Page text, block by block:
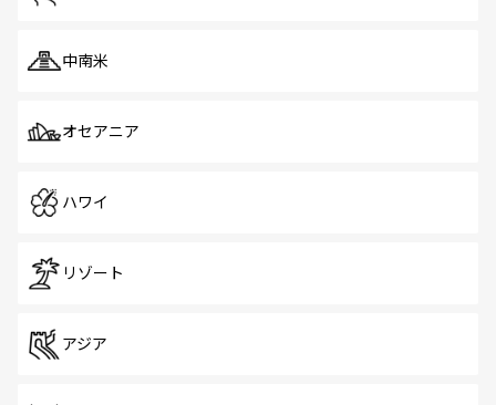
中南米
オセアニア
ハワイ
リゾート
アジア